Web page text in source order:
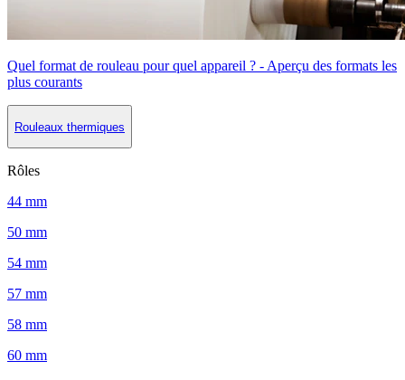
Quel format de rouleau pour quel appareil ? - Aperçu des formats les
plus courants
Rouleaux thermiques
Rôles
44 mm
50 mm
54 mm
57 mm
58 mm
60 mm